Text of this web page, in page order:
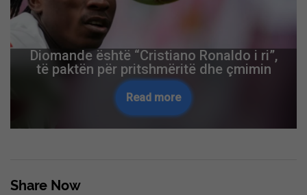
Pas pak nis seanca konstituive e
Kuvendit, këto janë katër pikat e rendit të
ditës
Read more
Share Now